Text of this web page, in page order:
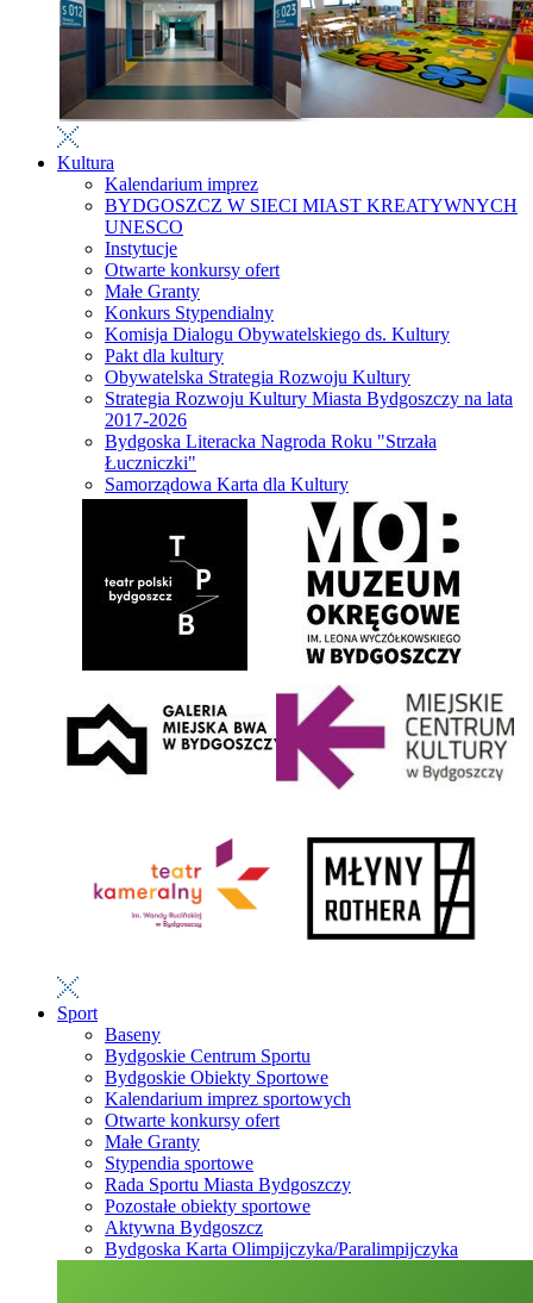
Kultura
Kalendarium imprez
BYDGOSZCZ W SIECI MIAST KREATYWNYCH
UNESCO
Instytucje
Otwarte konkursy ofert
Małe Granty
Konkurs Stypendialny
Komisja Dialogu Obywatelskiego ds. Kultury
Pakt dla kultury
Obywatelska Strategia Rozwoju Kultury
Strategia Rozwoju Kultury Miasta Bydgoszczy na lata
2017-2026
Bydgoska Literacka Nagroda Roku "Strzała
Łuczniczki"
Samorządowa Karta dla Kultury
Sport
Baseny
Bydgoskie Centrum Sportu
Bydgoskie Obiekty Sportowe
Kalendarium imprez sportowych
Otwarte konkursy ofert
Małe Granty
Stypendia sportowe
Rada Sportu Miasta Bydgoszczy
Pozostałe obiekty sportowe
Aktywna Bydgoszcz
Bydgoska Karta Olimpijczyka/Paralimpijczyka